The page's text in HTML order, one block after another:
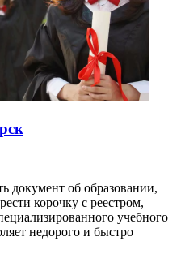
документ об образовании,
корочку с реестром,
учебного
недорого и быстро